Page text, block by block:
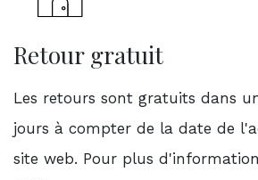
Retour gratuit
Les retours sont gratuits dans
jours à compter de la date de
site web. Pour plus